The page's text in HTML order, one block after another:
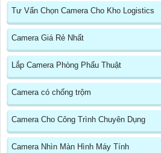
Tư Vấn Chọn Camera Cho Kho Logistics
Camera Giá Rẻ Nhất
Lắp Camera Phòng Phẩu Thuật
Camera có chống trộm
Camera Cho Công Trình Chuyên Dụng
Camera Nhìn Màn Hình Máy Tính